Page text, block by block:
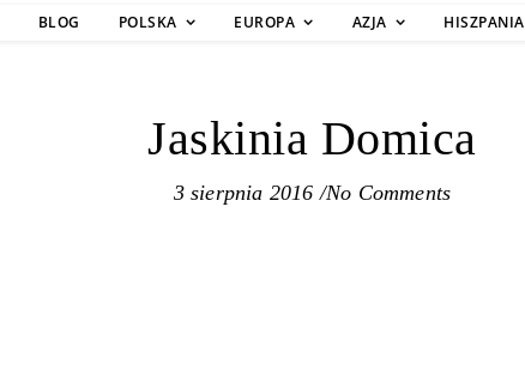
BLOG POLSKA EUROPA AZJA HISZPANIA
Jaskinia Domica
3 sierpnia 2016 /No Comments